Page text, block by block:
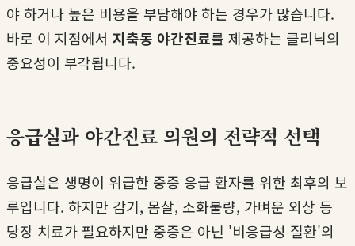
야 하거나 높은 비용을 부담해야 하는 경우가 많습니다.
바로 이 지점에서 지축동 야간진료를 제공하는 클리닉의
중요성이 부각됩니다.
응급실과 야간진료 의원의 전략적 선택
응급실은 생명이 위급한 중증 응급 환자를 위한 최후의 보
루입니다. 하지만 감기, 몸살, 소화불량, 가벼운 외상 등
당장 치료가 필요하지만 중증은 아닌 '비응급성 질환'의